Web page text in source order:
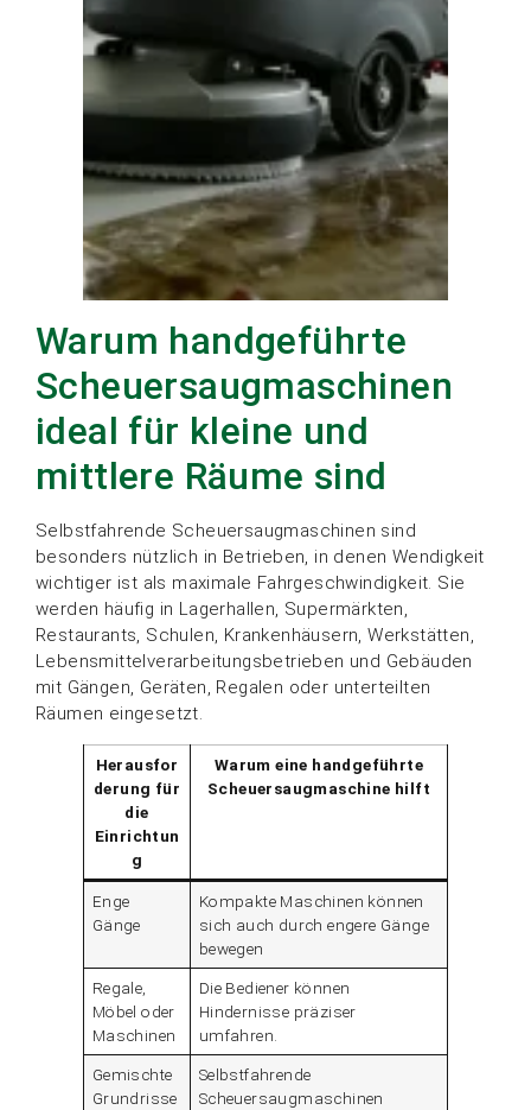
Warum handgeführte
Scheuersaugmaschinen
ideal für kleine und
mittlere Räume sind
Selbstfahrende Scheuersaugmaschinen sind
besonders nützlich in Betrieben, in denen Wendigkeit
wichtiger ist als maximale Fahrgeschwindigkeit. Sie
werden häufig in Lagerhallen, Supermärkten,
Restaurants, Schulen, Krankenhäusern, Werkstätten,
Lebensmittelverarbeitungsbetrieben und Gebäuden
mit Gängen, Geräten, Regalen oder unterteilten
Räumen eingesetzt.
Herausfor
derung für
die
Einrichtun
g
Warum eine handgeführte
Scheuersaugmaschine hilft
Enge
Gänge
Kompakte Maschinen können
sich auch durch engere Gänge
bewegen
Regale,
Möbel oder
Maschinen
Die Bediener können
Hindernisse präziser
umfahren.
Gemischte
Grundrisse
Selbstfahrende
Scheuersaugmaschinen